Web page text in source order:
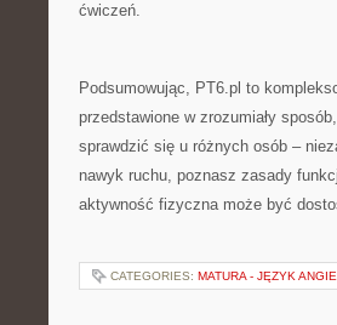
ćwiczeń.
Podsumowując, PT6.pl to
przedstawione w zrozumiały
sprawdzić się u różnych osób –
nawyk ruchu, poznasz zasady
aktywność fizyczna może być
CATEGORIES: MATURA - JĘZYK